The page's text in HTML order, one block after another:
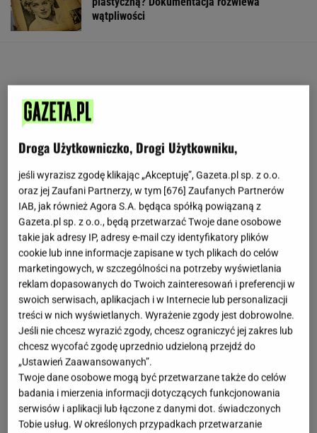
wątpliwości
Poważny karambol podczas wyścigu w Polsce.
17 osób rannych
Ciągnie cię do niedostępnych osób?
Psychologia mówi o powodach
Droga Użytkowniczko, Drogi Użytkowniku,
jeśli wyrazisz zgodę klikając „Akceptuję”, Gazeta.pl sp. z o.o.
oraz jej Zaufani Partnerzy, w tym [676] Zaufanych Partnerów
IAB, jak również Agora S.A. będąca spółką powiązaną z
Gazeta.pl sp. z o.o., będą przetwarzać Twoje dane osobowe
takie jak adresy IP, adresy e-mail czy identyfikatory plików
cookie lub inne informacje zapisane w tych plikach do celów
marketingowych, w szczególności na potrzeby wyświetlania
reklam dopasowanych do Twoich zainteresowań i preferencji w
swoich serwisach, aplikacjach i w Internecie lub personalizacji
treści w nich wyświetlanych. Wyrażenie zgody jest dobrowolne.
Jeśli nie chcesz wyrazić zgody, chcesz ograniczyć jej zakres lub
chcesz wycofać zgodę uprzednio udzieloną przejdź do
„Ustawień Zaawansowanych”.
Twoje dane osobowe mogą być przetwarzane także do celów
badania i mierzenia informacji dotyczących funkcjonowania
serwisów i aplikacji lub łączone z danymi dot. świadczonych
Tobie usług. W określonych przypadkach przetwarzanie